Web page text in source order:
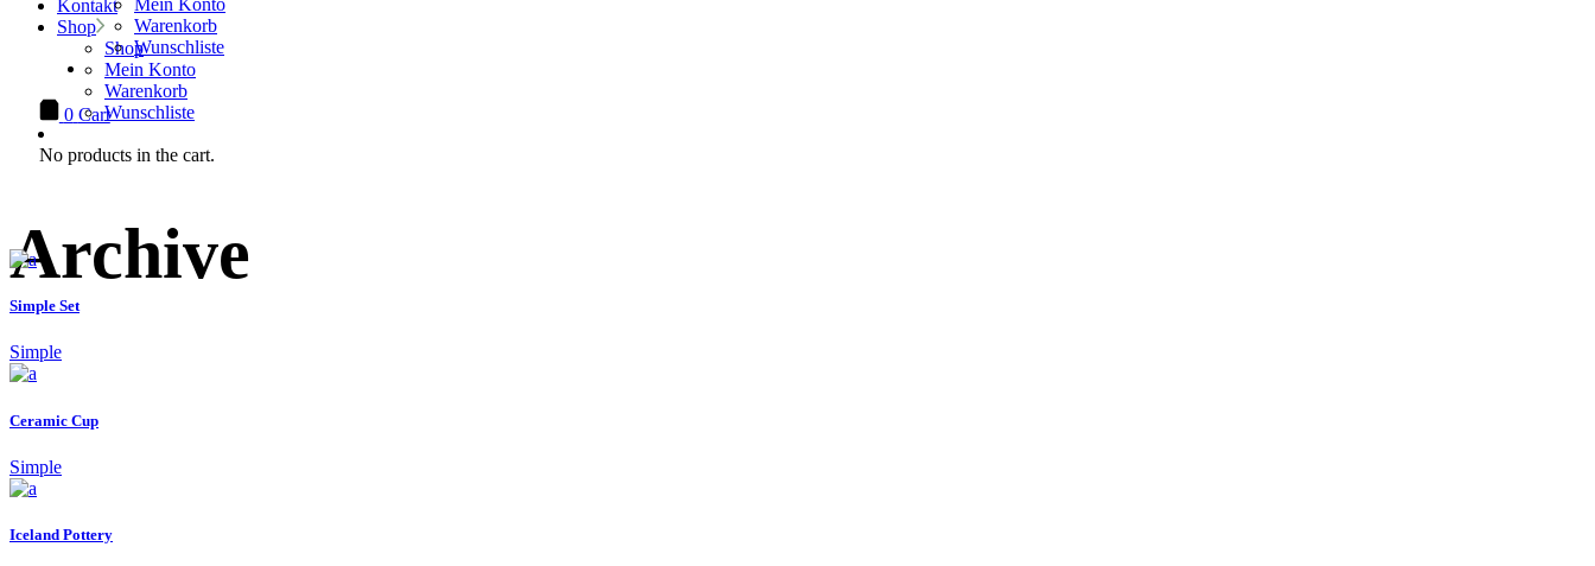
Kontakt
Shop
Shop
Mein Konto
Warenkorb
Wunschliste
Mein Konto
Warenkorb
Wunschliste
0 Cart
No products in the cart.
Archive
Simple Set
Simple
Ceramic Cup
Simple
Iceland Pottery